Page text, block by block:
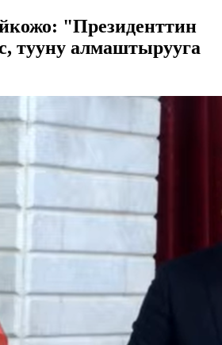
"Президенттин
тууну алмаштырууга